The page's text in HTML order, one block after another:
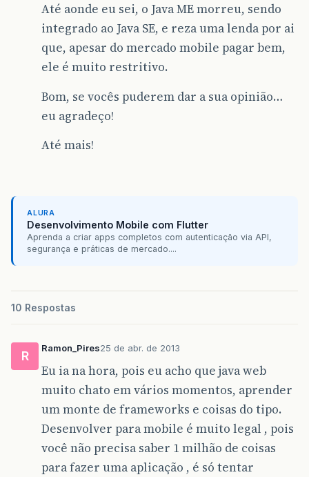
Até aonde eu sei, o Java ME morreu, sendo
integrado ao Java SE, e reza uma lenda por ai
que, apesar do mercado mobile pagar bem,
ele é muito restritivo.
Bom, se vocês puderem dar a sua opinião…
eu agradeço!
Até mais!
ALURA
Desenvolvimento Mobile com Flutter
Aprenda a criar apps completos com autenticação via API,
segurança e práticas de mercado....
10 Respostas
R
Ramon_Pires25 de abr. de 2013
Eu ia na hora, pois eu acho que java web
muito chato em vários momentos, aprender
um monte de frameworks e coisas do tipo.
Desenvolver para mobile é muito legal , pois
você não precisa saber 1 milhão de coisas
para fazer uma aplicação , é só tentar